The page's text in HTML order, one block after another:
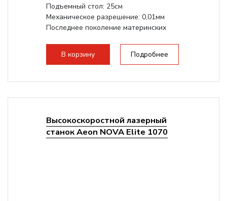
Подъемный стол: 25см
Механическое разрешение: 0,01мм
Последнее поколение материнских
В корзину Подробнее
Высокоскоростной лазерный
станок Aeon NOVA Elite 1070